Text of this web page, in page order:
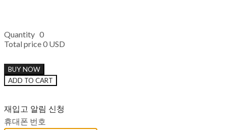
Quantity 0
Total price0 USD
BUY NOW
ADD TO CART
재입고 알림 신청
휴대폰 번호